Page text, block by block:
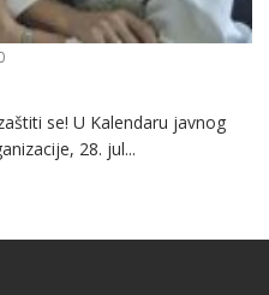
se! U Kalendaru javnog
28. jul...